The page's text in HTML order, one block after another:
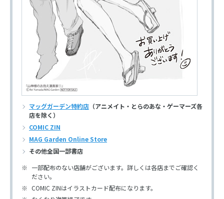
マッグガーデン特約店 （アニメイト・とらのあな・ゲーマーズ各
店を除く）
COMIC ZIN
MAG Garden Online Store
その他全国一部書店
一部配布のない店舗がございます。詳しくは各店までご確認く
ださい。
COMIC ZINはイラストカード配布になります。